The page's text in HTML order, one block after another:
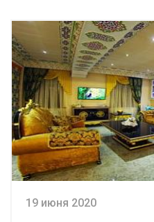
19 июня 2020